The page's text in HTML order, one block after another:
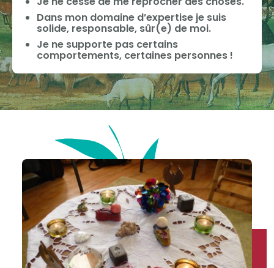
Dans mon domaine d’expertise je suis
solide, responsable, sûr(e) de moi.
Je ne supporte pas certains
comportements, certaines personnes !